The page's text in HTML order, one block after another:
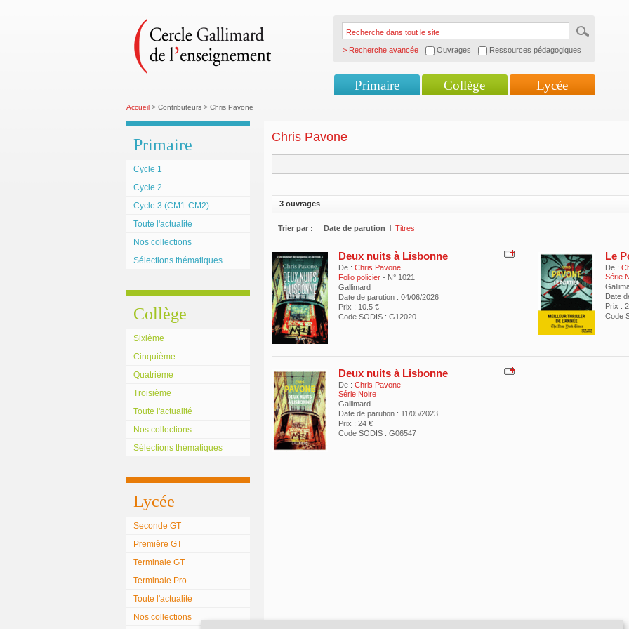
> Recherche avancée Ouvrages Ressources pédagogiques
Primaire Collège Lycée
Accueil> Contributeurs > Chris Pavone
Primaire
Cycle 1
Cycle 2
Cycle 3 (CM1-CM2)
Toute l'actualité
Nos collections
Sélections thématiques
Collège
Sixième
Cinquième
Quatrième
Troisième
Toute l'actualité
Nos collections
Sélections thématiques
Lycée
Seconde GT
Première GT
Terminale GT
Terminale Pro
Toute l'actualité
Nos collections
Chris Pavone
3 ouvrages
Trier par : Date de parution l Titres
Deux nuits à Lisbonne
De : Chris Pavone
Folio policier - N° 1021
Gallimard
Date de parution : 04/06/2026
Prix : 10.5 €
Code SODIS : G12020
Le
De :
Série
Date
Prix :
Code
Deux nuits à Lisbonne
De : Chris Pavone
Série Noire
Gallimard
Date de parution : 11/05/2023
Prix : 24 €
Code SODIS : G06547